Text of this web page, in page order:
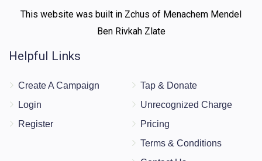
This website was built in Zchus of Menachem Mendel
Ben Rivkah Zlate
Helpful Links
Create A Campaign
Login
Register
Tap & Donate
Unrecognized Charge
Pricing
Terms & Conditions